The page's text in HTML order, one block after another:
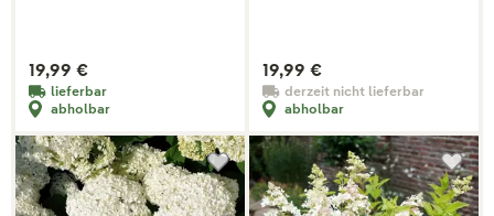
19,99 €
lieferbar
abholbar
19,99 €
derzeit nicht lieferbar
abholbar